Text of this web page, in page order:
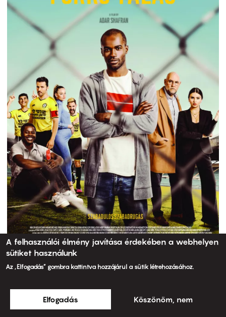
A felhasználói élmény javítása érdekében a webhelyen
sütiket használunk
Az „Elfogadás” gombra kattintva hozzájárul a sütik létrehozásához.
Elfogadás Köszönöm, nem